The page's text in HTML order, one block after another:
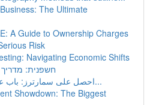
The Ultimate
A Guide to Ownership Charges
Risk
Navigating Economic Shifts
חשפנית:
احصل على سمارترز: باب عالم الألعاب والمحتو...
Showdown: The Biggest